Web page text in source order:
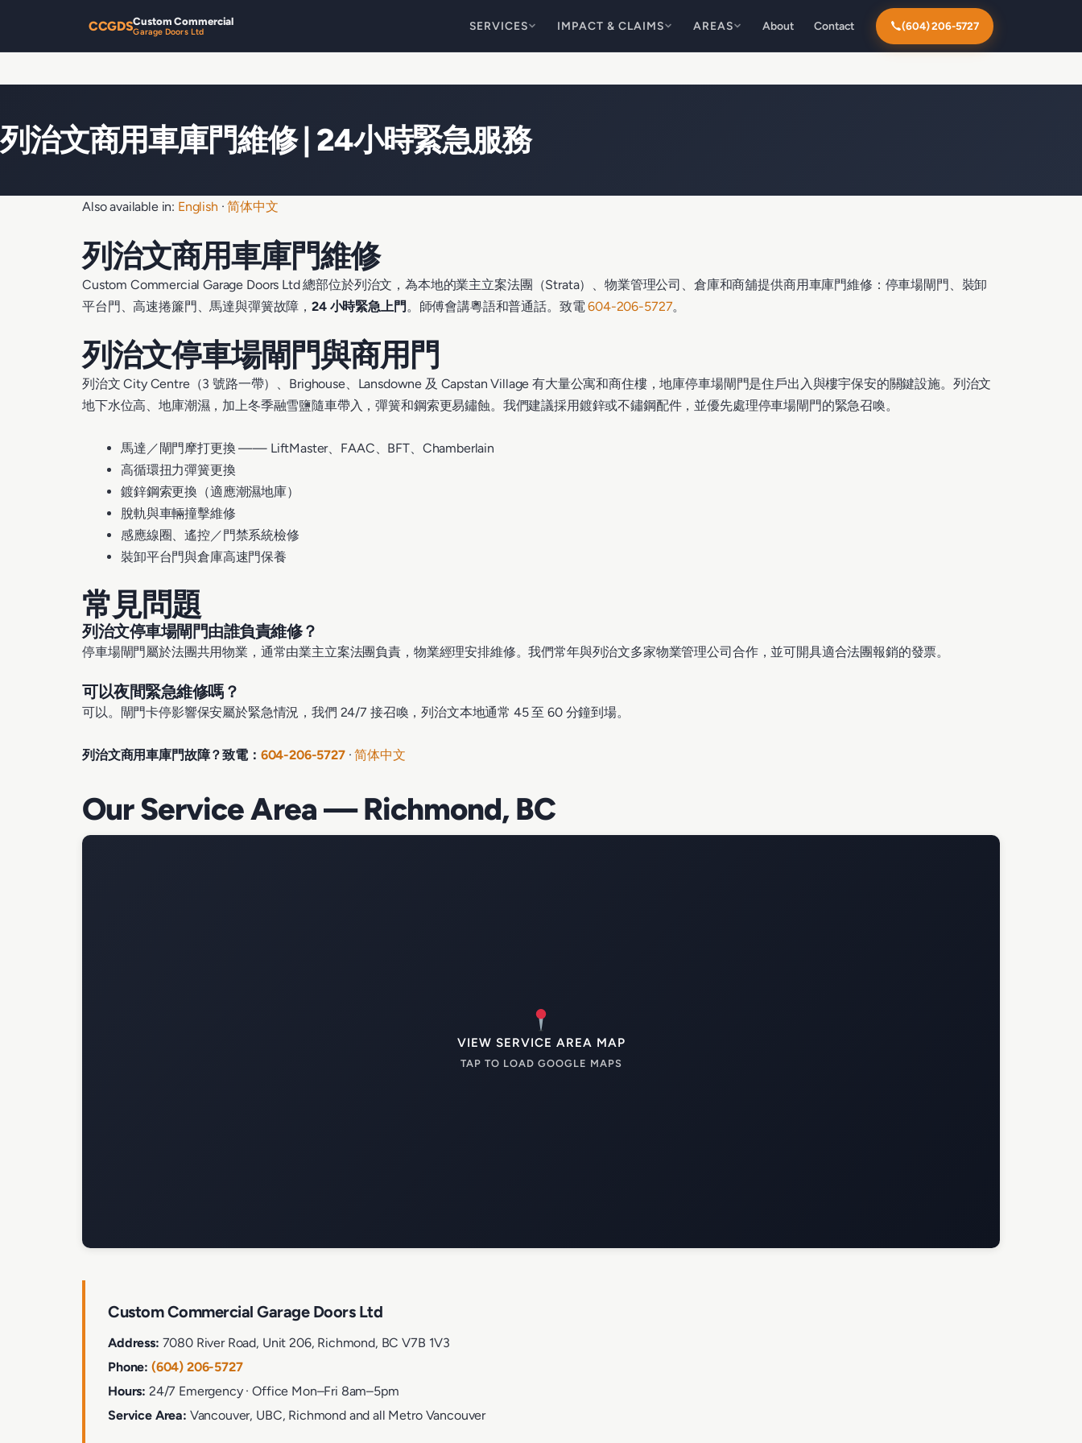
CCGDSCustom Commercial
Garage Doors Ltd SERVICES IMPACT & CLAIMS AREAS About Contact (604) 206-5727
列治文商用車庫門維修 | 24小時緊急服務
Also available in: English ·简体中文
列治文商用車庫門維修
Custom Commercial Garage Doors Ltd 總部位於列治文，為本地的業主立案法團（Strata）、物業管理公司、倉庫和商舖提供商用車庫門維修：停車場閘門、裝卸
平台門、高速捲簾門、馬達與彈簧故障，24 小時緊急上門 。師傅會講粵語和普通話。致電604-206-5727。
列治文停車場閘門與商用門
列治文 City Centre（3 號路一帶）、Brighouse、Lansdowne 及 Capstan Village 有大量公寓和商住樓，地庫停車場閘門是住戶出入與樓宇保安的關鍵設施。列治文
地下水位高、地庫潮濕，加上冬季融雪鹽隨車帶入，彈簧和鋼索更易鏽蝕。我們建議採用鍍鋅或不鏽鋼配件，並優先處理停車場閘門的緊急召喚。
馬達／閘門摩打更換 —— LiftMaster、FAAC、BFT、Chamberlain
高循環扭力彈簧更換
鍍鋅鋼索更換（適應潮濕地庫）
脫軌與車輛撞擊維修
感應線圈、遙控／門禁系統檢修
裝卸平台門與倉庫高速門保養
常見問題
列治文停車場閘門由誰負責維修？
停車場閘門屬於法團共用物業，通常由業主立案法團負責，物業經理安排維修。我們常年與列治文多家物業管理公司合作，並可開具適合法團報銷的發票。
可以夜間緊急維修嗎？
可以。閘門卡停影響保安屬於緊急情況，我們 24/7 接召喚，列治文本地通常 45 至 60 分鐘到場。
列治文商用車庫門故障？致電： 604-206-5727·简体中文
Our Service Area — Richmond, BC
VIEW SERVICE AREA MAP
TAP TO LOAD GOOGLE MAPS
Custom Commercial Garage Doors Ltd
Address: 7080 River Road, Unit 206, Richmond, BC V7B 1V3
Phone: (604) 206-5727
Hours: 24/7 Emergency · Office Mon–Fri 8am–5pm
Service Area: Vancouver, UBC, Richmond and all Metro Vancouver